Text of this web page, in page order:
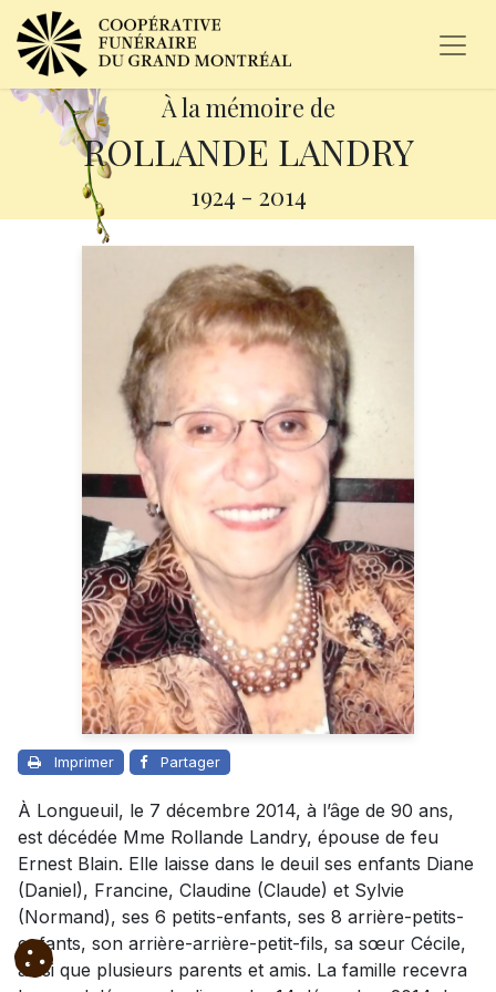
À la mémoire de
ROLLANDE LANDRY
1924 - 2014
Imprimer Partager
À Longueuil, le 7 décembre 2014, à l’âge de 90 ans,
est décédée Mme Rollande Landry, épouse de feu
Ernest Blain. Elle laisse dans le deuil ses enfants Diane
(Daniel), Francine, Claudine (Claude) et Sylvie
(Normand), ses 6 petits-enfants, ses 8 arrière-petits-
enfants, son arrière-arrière-petit-fils, sa sœur Cécile,
ainsi que plusieurs parents et amis. La famille recevra